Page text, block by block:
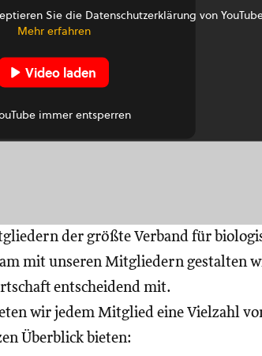
Sie die Datenschutzerklärung von
Mehr erfahren
Video laden
immer entsperren
der größte Verband für
mit unseren Mitgliedern gestalten
entscheidend mit.
wir jedem Mitglied eine Vielzahl
Überblick bieten: